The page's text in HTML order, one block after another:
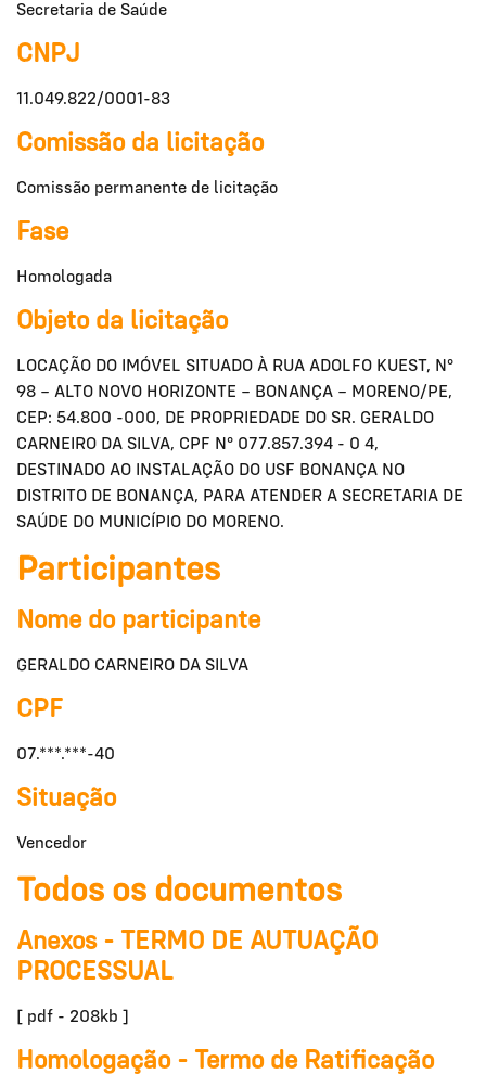
Secretaria de Saúde
CNPJ
11.049.822/0001-83
Comissão da licitação
Comissão permanente de licitação
Fase
Homologada
Objeto da licitação
LOCAÇÃO DO IMÓVEL SITUADO À RUA ADOLFO KUEST, N°
98 – ALTO NOVO HORIZONTE – BONANÇA – MORENO/PE,
CEP: 54.800 -000, DE PROPRIEDADE DO SR. GERALDO
CARNEIRO DA SILVA, CPF N° 077.857.394 - 0 4,
DESTINADO AO INSTALAÇÃO DO USF BONANÇA NO
DISTRITO DE BONANÇA, PARA ATENDER A SECRETARIA DE
SAÚDE DO MUNICÍPIO DO MORENO.
Participantes
Nome do participante
GERALDO CARNEIRO DA SILVA
CPF
07.***.***-40
Situação
Vencedor
Todos os documentos
Anexos - TERMO DE AUTUAÇÃO
PROCESSUAL
[ pdf - 208kb ]
Homologação - Termo de Ratificação